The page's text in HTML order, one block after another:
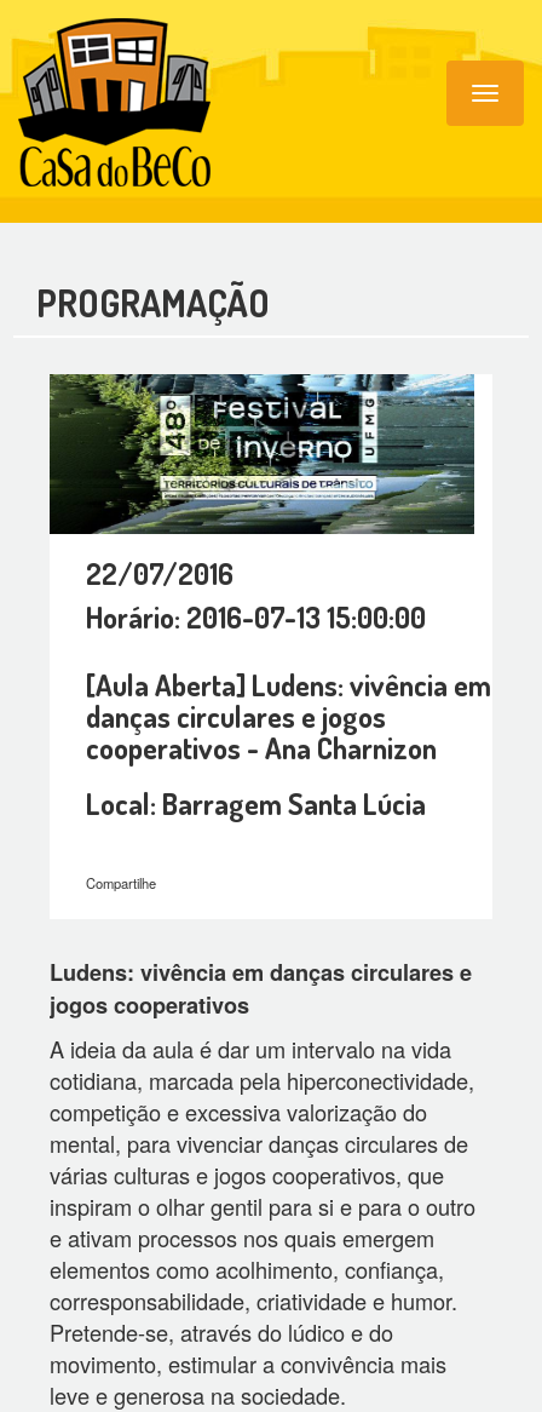
Toggle
PROGRAMAÇÃO
22/07/2016
Horário: 2016-07-13 15:00:00
[Aula Aberta] Ludens: vivência em
danças circulares e jogos
cooperativos - Ana Charnizon
Local: Barragem Santa Lúcia
Compartilhe
Ludens: vivência em danças circulares e
jogos cooperativos
A ideia da aula é dar um intervalo na vida
cotidiana, marcada pela hiperconectividade,
competição e excessiva valorização do
mental, para vivenciar danças circulares de
várias culturas e jogos cooperativos, que
inspiram o olhar gentil para si e para o outro
e ativam processos nos quais emergem
elementos como acolhimento, confiança,
corresponsabilidade, criatividade e humor.
Pretende-se, através do lúdico e do
movimento, estimular a convivência mais
leve e generosa na sociedade.